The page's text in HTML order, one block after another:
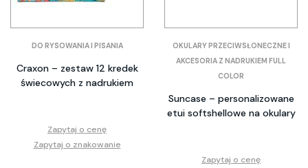
DO RYSOWANIA I PISANIA
Craxon – zestaw 12 kredek
świecowych z nadrukiem
Zapytaj o cenę
Zapytaj o znakowanie
OKULARY PRZECIWSŁONECZNE I
AKCESORIA Z NADRUKIEM FULL
COLOR
Suncase – personalizowane
etui softshellowe na okulary
Zapytaj o cenę